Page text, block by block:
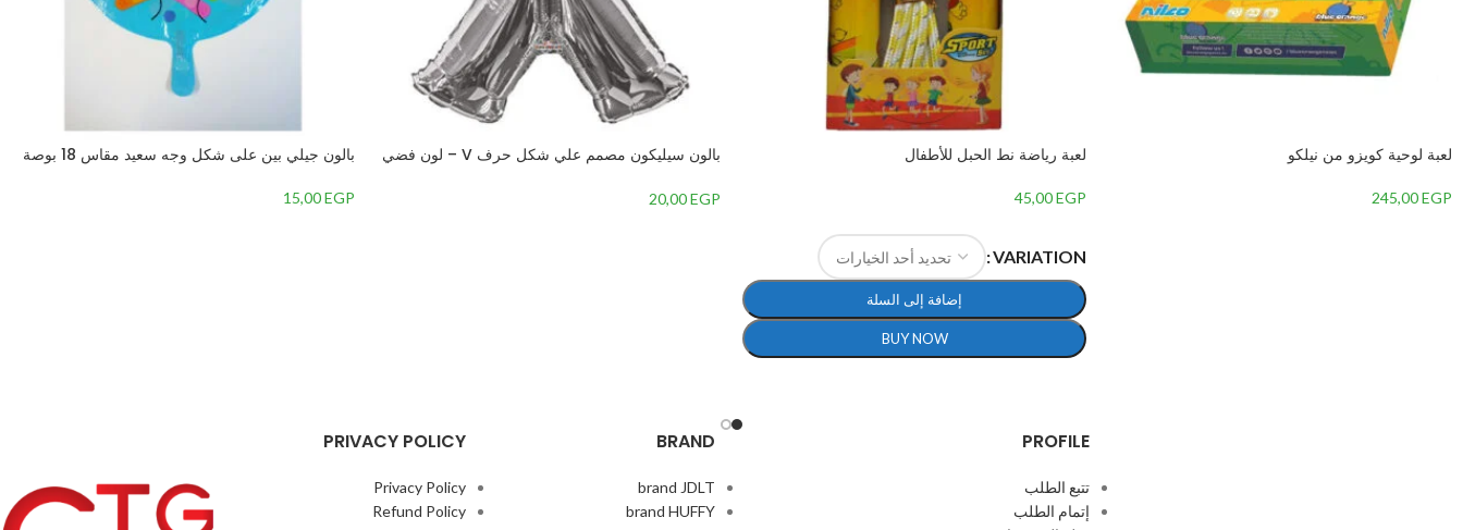
لعبة لوحية كويزو من نيلكو
245,00EGP
لعبة رياضة نط الحبل للأطفال
45,00EGP
VARIATION
إضافة إلى السلة
BUY NOW
بالون سيليكون مصمم علي شكل حرف V – لون فضي
20,00EGP
بالون جيلي بين على شكل وجه سعيد مقاس 18 بوصة
15,00EGP
PROFILE
تتبع الطلب
إتمام الطلب
BRAND
brand JDLT
brand HUFFY
PRIVACY POLICY
Privacy Policy
Refund Policy